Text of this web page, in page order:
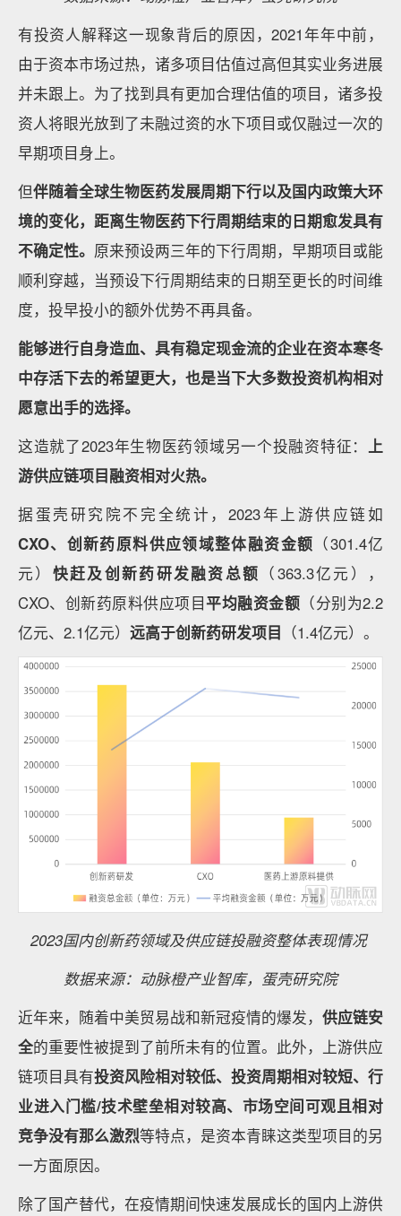
有投资人解释这一现象背后的原因，2021年年中前，
由于资本市场过热，诸多项目估值过高但其实业务进展
并未跟上。为了找到具有更加合理估值的项目，诸多投
资人将眼光放到了未融过资的水下项目或仅融过一次的
早期项目身上。
但伴随着全球生物医药发展周期下行以及国内政策大环
境的变化，距离生物医药下行周期结束的日期愈发具有
不确定性。 原来预设两三年的下行周期，早期项目或能
顺利穿越，当预设下行周期结束的日期至更长的时间维
度，投早投小的额外优势不再具备。
能够进行自身造血、具有稳定现金流的企业在资本寒冬
中存活下去的希望更大，也是当下大多数投资机构相对
愿意出手的选择。
这造就了2023年生物医药领域另一个投融资特征：
上
游供应链项目融资相对火热。
据蛋壳研究院不完全统计，2023年上游供应链如
CXO、创新药原料供应领域整体融资金额 （301.4亿
元） 快赶及创新药研发融资总额 （363.3亿元），
CXO、创新药原料供应项目平均融资金额 （分别为2.2
亿元、2.1亿元） 远高于创新药研发项目 （1.4亿元）。
2023国内创新药领域及供应链投融资整体表现情况
数据来源：动脉橙产业智库，蛋壳研究院
近年来，随着中美贸易战和新冠疫情的爆发， 供应链安
全的重要性被提到了前所未有的位置。此外，上游供应
链项目具有投资风险相对较低、投资周期相对较短、行
业进入门槛/技术壁垒相对较高、市场空间可观且相对
竞争没有那么激烈等特点，是资本青睐这类型项目的另
一方面原因。
除了国产替代，在疫情期间快速发展成长的国内上游供